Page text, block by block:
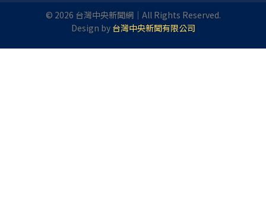
© 2026 台灣中央新聞網｜All Rights Reserved.
Design by 台灣中央新聞有限公司